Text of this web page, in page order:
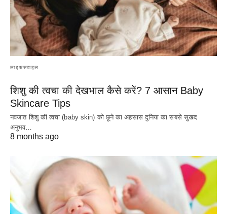
लाइफस्टाइल
शिशु की त्वचा की देखभाल कैसे करें? 7 आसान Baby
Skincare Tips
नवजात शिशु की त्वचा (baby skin) को छूने का अहसास दुनिया का सबसे सुखद
अनुभव…
8 months ago